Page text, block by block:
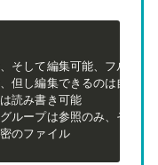
して編集可能、フルオー
し編集できるのは自分だ
読み書き可能
ープは参照のみ、その他
のファイル